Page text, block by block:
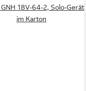
18V-64-2, Solo-Gerät
im Karton